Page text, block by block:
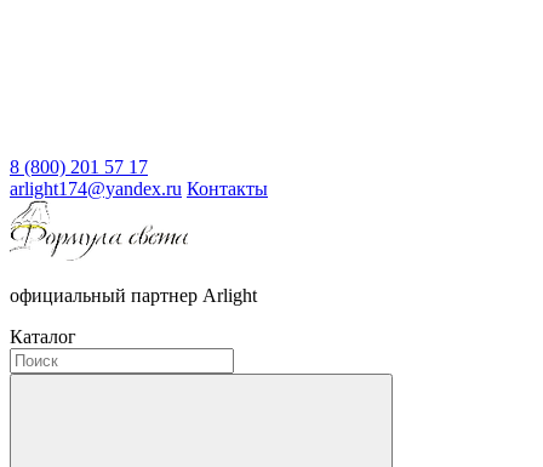
8 (800) 201 57 17
arlight174@yandex.ru Контакты
официальный партнер Arlight
Каталог